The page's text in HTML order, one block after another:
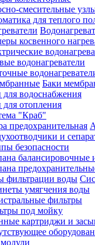
смесительные
для теплого
косвенного
водонагреватели
Баки
для водоснабжения
для отопления
"Краб"
и
безопасности
балансировочные
умягчения воды
фильтры
под мойку
картриджи и